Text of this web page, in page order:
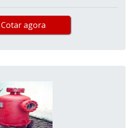
Cotar agora